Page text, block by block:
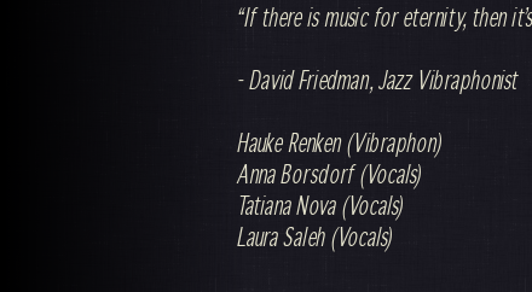
“If there is music for eternity, then
- David Friedman, Jazz Vibraphonist
Hauke Renken (Vibraphon)
Anna Borsdorf (Vocals)
Tatiana Nova (Vocals)
Laura Saleh (Vocals)